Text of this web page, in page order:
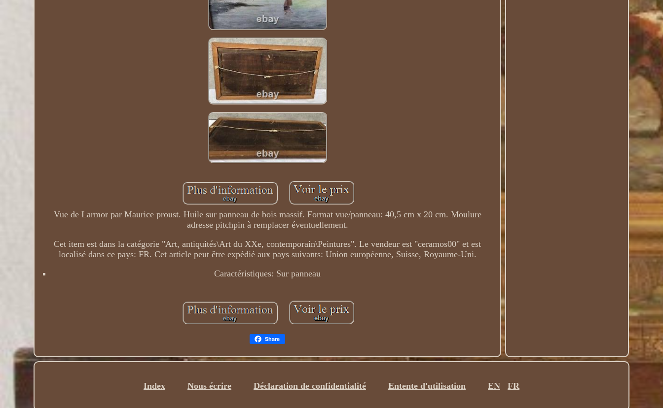
Vue de Larmor par Maurice proust. Huile sur panneau de bois massif. Format vue/panneau: 40,5 cm x 20 cm. Moulure
adresse pitchpin à remplacer éventuellement.
Cet item est dans la catégorie "Art, antiquités\Art du XXe, contemporain\Peintures". Le vendeur est "ceramos00" et est
localisé dans ce pays: FR. Cet article peut être expédié aux pays suivants: Union européenne, Suisse, Royaume-Uni.
Caractéristiques: Sur panneau
Share
Index Nous écrire Déclaration de confidentialité Entente d'utilisation EN FR